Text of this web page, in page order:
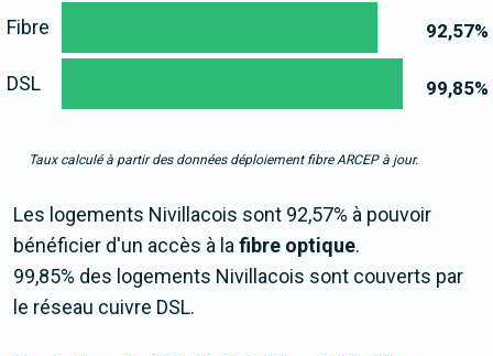
92,57%
99,85%
Fibre
DSL
Taux calculé à partir des données déploiement fibre ARCEP à jour.
Les logements Nivillacois sont 92,57% à pouvoir
bénéficier d'un accès à lafibre optique.
99,85% des logements Nivillacois sont couverts par
le réseau cuivre DSL.